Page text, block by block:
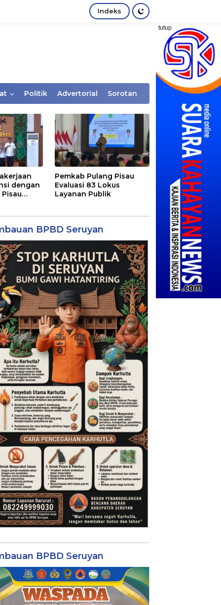
Indeks
tutup
Politik Advertorial Sorotan
dengan
Pemkab Pulang Pisau
Evaluasi 83 Lokus
Layanan Publik
BPBD Seruyan
BPBD Seruyan